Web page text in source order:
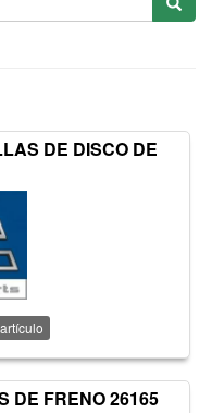
DE DISCO DE
DE FRENO 26165